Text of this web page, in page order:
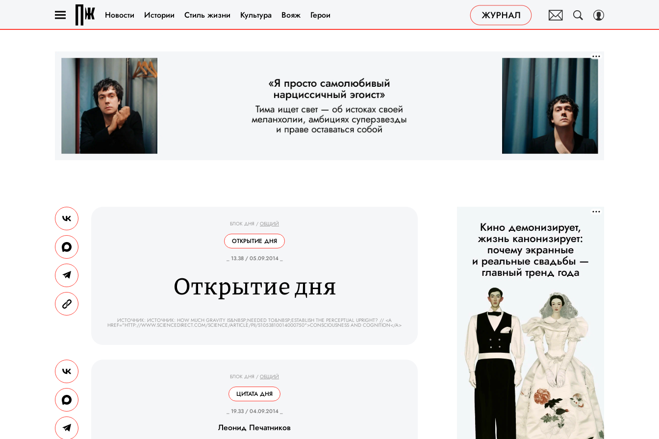
Новости Истории Стиль жизни Культура Вояж Герои
БЛОК ДНЯ / ОБЩИЙ
ОТКРЫТИЕ ДНЯ
_ 13.38 / 05.09.2014 _
Открытие дня
ИСТОЧНИК: ИСТОЧНИК: HOW MUCH GRAVITY IS&NBSP;NEEDED TO&NBSP;ESTABLISH THE PERCEPTUAL UPRIGHT? // <A
HREF="HTTP://WWW.SCIENCEDIRECT.COM/SCIENCE/ARTICLE/PII/S1053810014000750">CONSCIOUSNESS AND COGNITION</A>
БЛОК ДНЯ / ОБЩИЙ
ЦИТАТА ДНЯ
_ 19.33 / 04.09.2014 _
Леонид Печатников